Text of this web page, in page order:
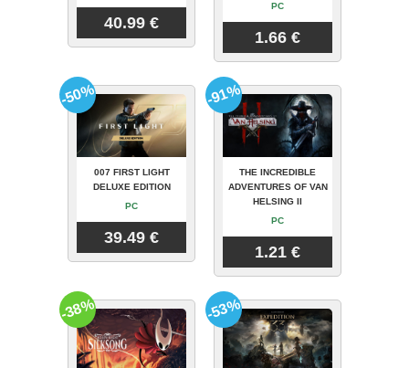
40.99 €
PC
1.66 €
007 FIRST LIGHT
DELUXE EDITION
PC
39.49 €
-50%
THE INCREDIBLE
ADVENTURES OF VAN
HELSING II
PC
1.21 €
-91%
-38% -53%